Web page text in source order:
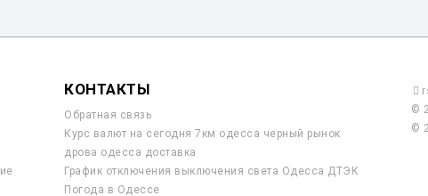
КОНТАКТЫ
Обратная связь
Курс валют на сегодня 7км одесса черный рынок
дрова одесса доставка
График отключения выключения света Одесса ДТЭК
Погода в Одессе
©
©